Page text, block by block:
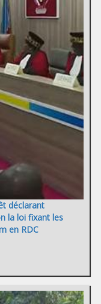
déclarant
la loi fixant les
en RDC